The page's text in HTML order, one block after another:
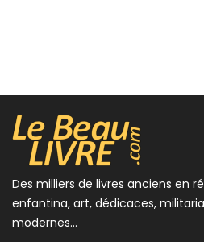
Des milliers de livres anciens en
enfantina, art, dédicaces,
modernes...